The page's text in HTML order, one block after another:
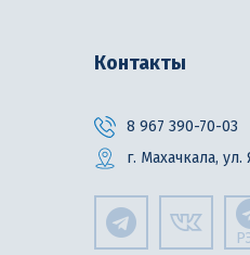
Контакты
8 967 390-70-03
г. Махачкала, ул.